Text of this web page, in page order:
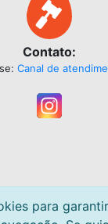
Contato:
Canal de
de Centavos.
para